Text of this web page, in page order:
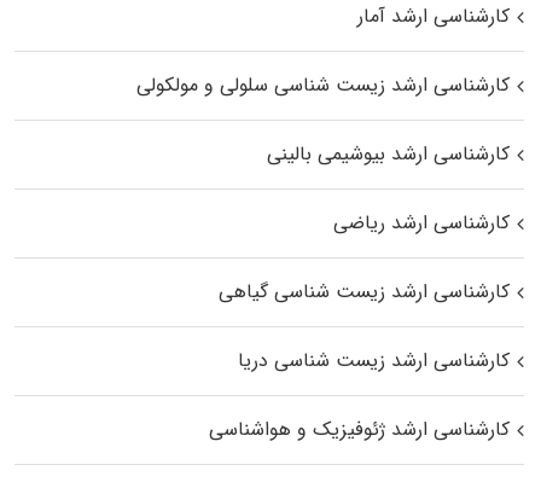
کارشناسی ارشد آمار
کارشناسی ارشد زیست شناسی سلولی و مولکولی
کارشناسی ارشد بیوشیمی بالینی
کارشناسی ارشد ریاضی
کارشناسی ارشد زیست‌ شناسی گیاهی
کارشناسی ارشد زیست‌ شناسی دریا
کارشناسی ارشد ژئوفیزیک و هواشناسی